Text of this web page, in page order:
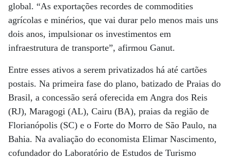
global. “As exportações recordes de commodities
agrícolas e minérios, que vai durar pelo menos mais uns
dois anos, impulsionar os investimentos em
infraestrutura de transporte”, afirmou Ganut.
Entre esses ativos a serem privatizados há até cartões
postais. Na primeira fase do plano, batizado de Praias do
Brasil, a concessão será oferecida em Angra dos Reis
(RJ), Maragogi (AL), Cairu (BA), praias da região de
Florianópolis (SC) e o Forte do Morro de São Paulo, na
Bahia. Na avaliação do economista Elimar Nascimento,
cofundador do Laboratório de Estudos de Turismo